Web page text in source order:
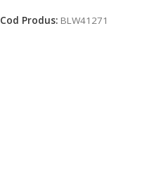
Cod Produs: BLW41271